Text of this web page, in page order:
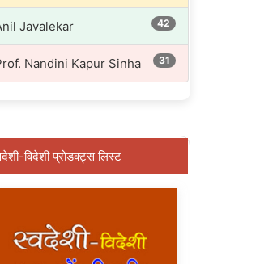
Javalekar 42
Nandini Kapur Sinha 31
विदेशी प्रोडक्ट्स लिस्ट